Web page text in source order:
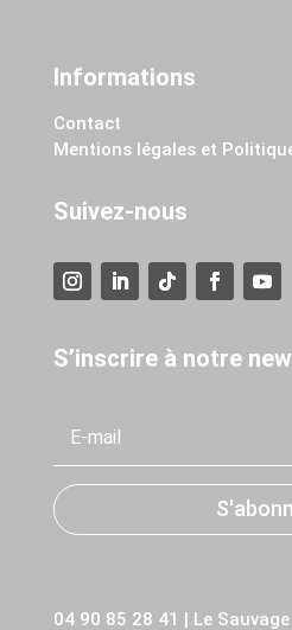
Informations
Contact
Mentions légales et
Suivez-nous
S’inscrire à notre
04 90 85 28 41 | Le